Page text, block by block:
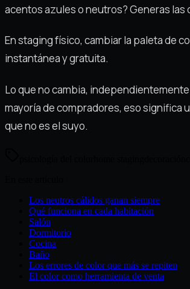
acentos azules o neutros? Generas
En staging físico, cambiar la paleta de
instantánea y gratuita.
Lo que no cambia,
mayoría de compradores, eso significa
que no es el suyo.
Los neutros cálidos ganan siempre
Qué funciona en cada habitación
Salón
Dormitorio
Cocina
Baño
Los errores de color que más se repiten
El color como herramienta de venta